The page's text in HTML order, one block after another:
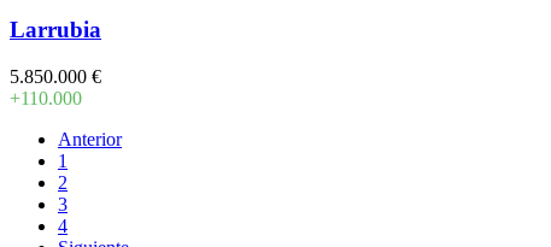
Larrubia
5.850.000 €
+110.000
Anterior
1
2
3
4